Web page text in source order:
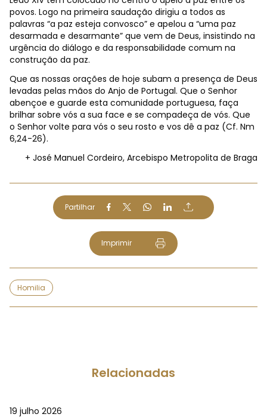
povos. Logo na primeira saudação dirigiu a todos as
palavras “a paz esteja convosco” e apelou a “uma paz
desarmada e desarmante” que vem de Deus, insistindo na
urgência do diálogo e da responsabilidade comum na
construção da paz.
Que as nossas orações de hoje subam a presença de Deus
levadas pelas mãos do Anjo de Portugal. Que o Senhor
abençoe e guarde esta comunidade portuguesa, faça
brilhar sobre vós a sua face e se compadeça de vós. Que
o Senhor volte para vós o seu rosto e vos dê a paz (Cf. Nm
6,24-26).
+ José Manuel Cordeiro, Arcebispo Metropolita de Braga
Partilhar
Imprimir
Homilia
Relacionadas
19 julho 2026